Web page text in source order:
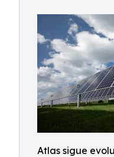
Atlas sigue